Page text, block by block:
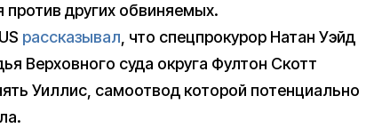
против других обвиняемых.
рассказывал, что спецпрокурор Натан Уэйд
Верховного суда округа Фултон Скотт
Уиллис, самоотвод которой потенциально